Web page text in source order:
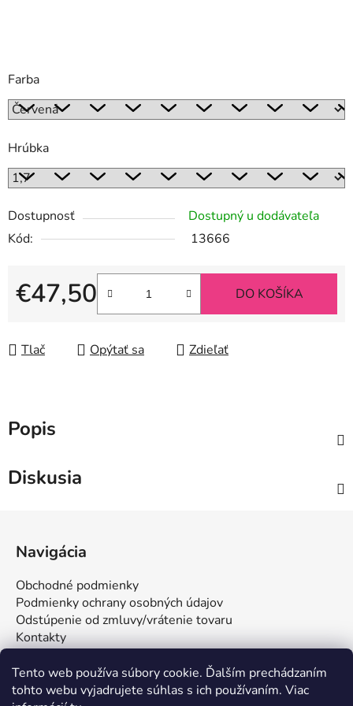
Tento web používa súbory cookie. Ďalším prechádzaním
tohto webu vyjadrujete súhlas s ich používaním. Viac
Farba
Hrúbka
Dostupnosť
Dostupný u dodávateľa
Kód:
13666
€47,50
Jednotková cena:
DO KOŠÍKA
Tlač Opýtať sa Zdieľať
Popis
Diskusia
e
Navigácia
Obchodné podmienky
Podmienky ochrany osobných údajov
Odstúpenie od zmluvy/vrátenie tovaru
Kontakty